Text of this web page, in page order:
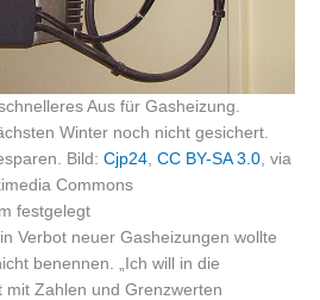
Aus für Gasheizung.
Winter noch nicht gesichert.
Bild: Cjp24 CC BY-SA 3.0 , via
Commons
festgelegt
Verbot neuer Gasheizungen wollte
benennen. „Ich will in die
mit Zahlen und Grenzwerten